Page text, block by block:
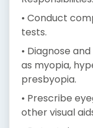
• Conduct
tests.
• Diagnose
as myopia,
presbyopia.
• Prescribe
other visual